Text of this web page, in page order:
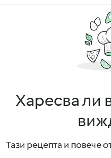
Харесва ли
Тази рецепта и повече